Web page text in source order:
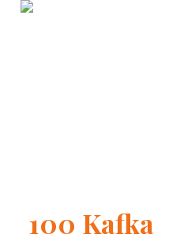
100 Kafka